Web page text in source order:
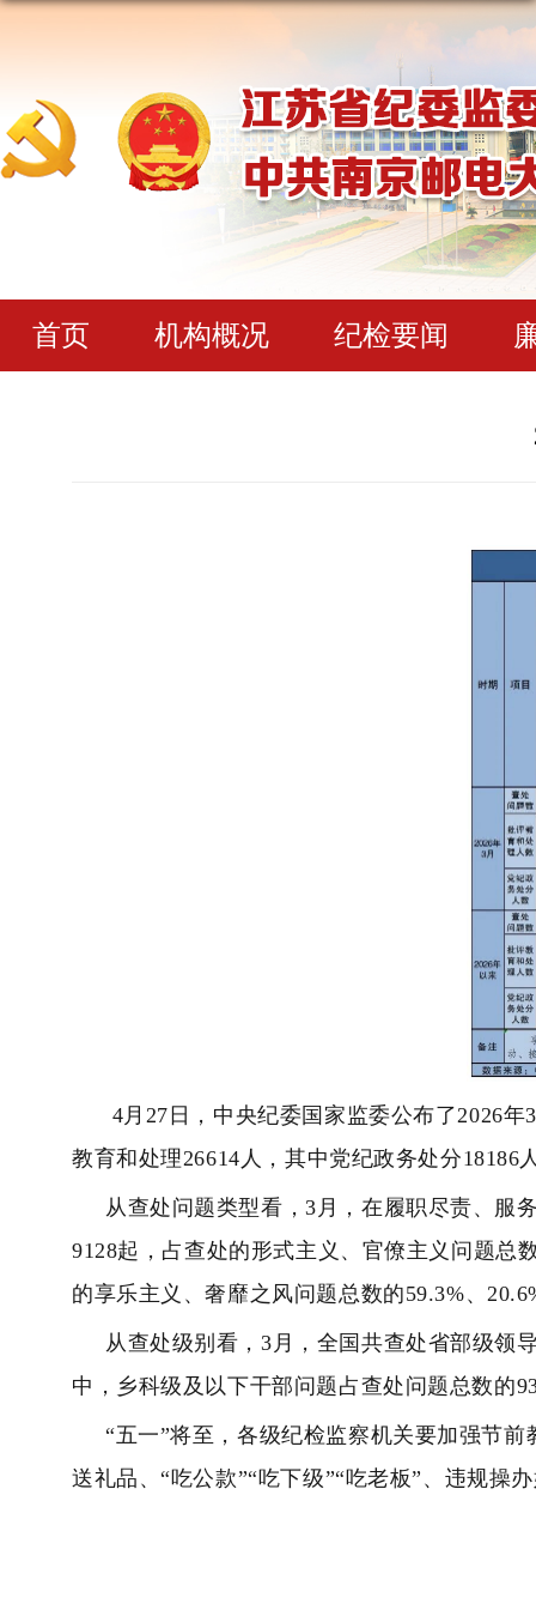
首页 机构概况 纪检要闻
4月27日，中央纪委国家监委公布了2026
教育和处理26614人，其中党纪政务处分18186
从查处问题类型看，3月，在履职尽责、服
9128起，占查处的形式主义、官僚主义问题总
的享乐主义、奢靡之风问题总数的59.3%、
从查处级别看，3月，全国共查处省部级领
中，乡科级及以下干部问题占查处问题总数的
“五一”将至，各级纪检监察机关要加强节
送礼品、“吃公款”“吃下级”“吃老板”、违规操